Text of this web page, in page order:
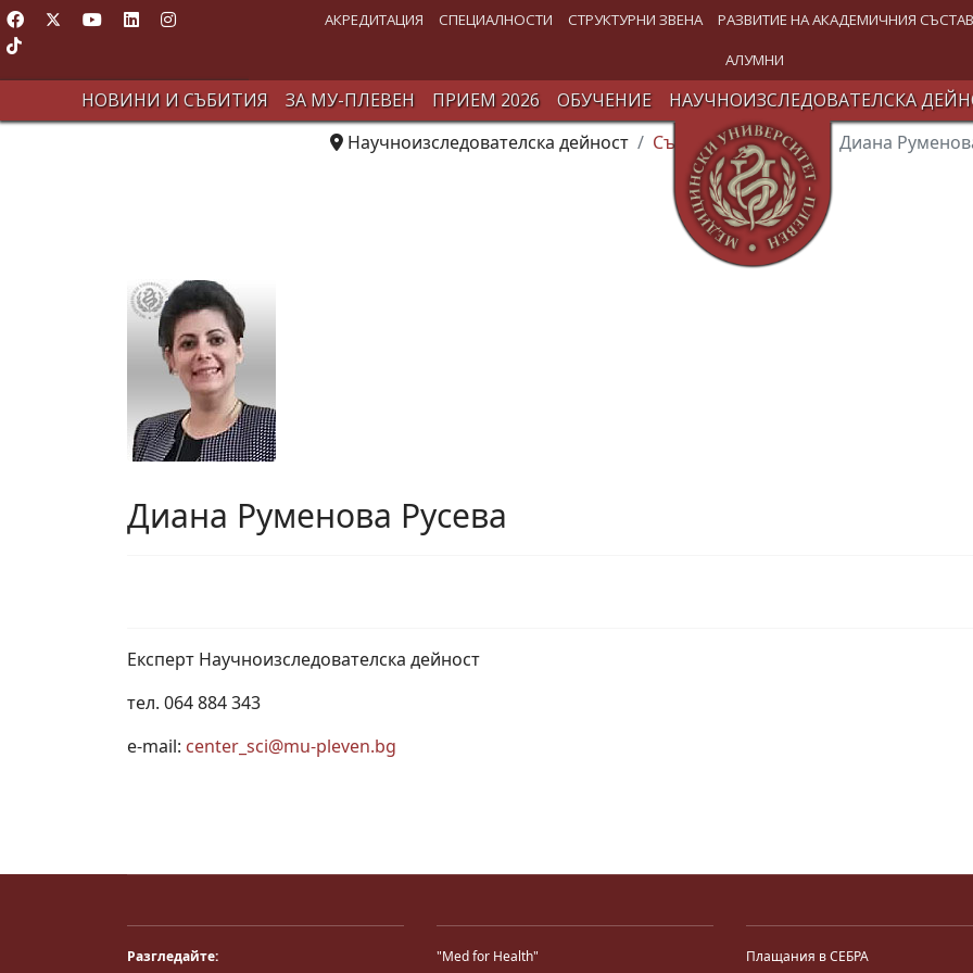
АКРЕДИТАЦИЯ СПЕЦИАЛНОСТИ СТРУКТУРНИ ЗВЕНА РАЗВИТИЕ НА АКАДЕМИЧНИЯ СЪСТАВ
АЛУМНИ
НОВИНИ И СЪБИТИЯ ЗА МУ-ПЛЕВЕН ПРИЕМ 2026 ОБУЧЕНИЕ НАУЧНОИЗСЛЕДОВАТЕЛСКА
Научноизследователска дейност
Състав и структура Диана
Диана Руменова Русева
Експерт Научноизследователска дейност
тел. 064 884 343
e-mail: center_sci@mu-pleven.bg
Разгледайте:
"Med for Health"
Плащания в СЕБРА